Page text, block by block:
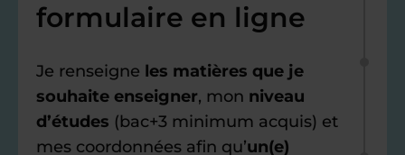
formulaire en ligne
Je renseigne les matières que je
souhaite enseigner, mon niveau
d’études (bac+3 minimum acquis) et
mes coordonnées afin qu’un(e)